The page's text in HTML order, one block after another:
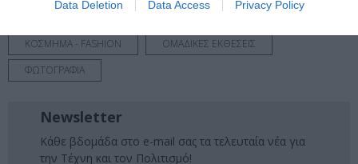
Data Deletion Data Access Privacy Policy
ΚΟΣΜΗΜΑ - FASHION
ΟΜΑΔΙΚΕΣ ΕΚΘΕΣΕΙΣ
ΦΩΤΟΓΡΑΦΙΑ
Newsletter
Κάθε βδομάδα στο e-mail σας τα τελευταία νέα για
την Τέχνη και τον Πολιτισμό!